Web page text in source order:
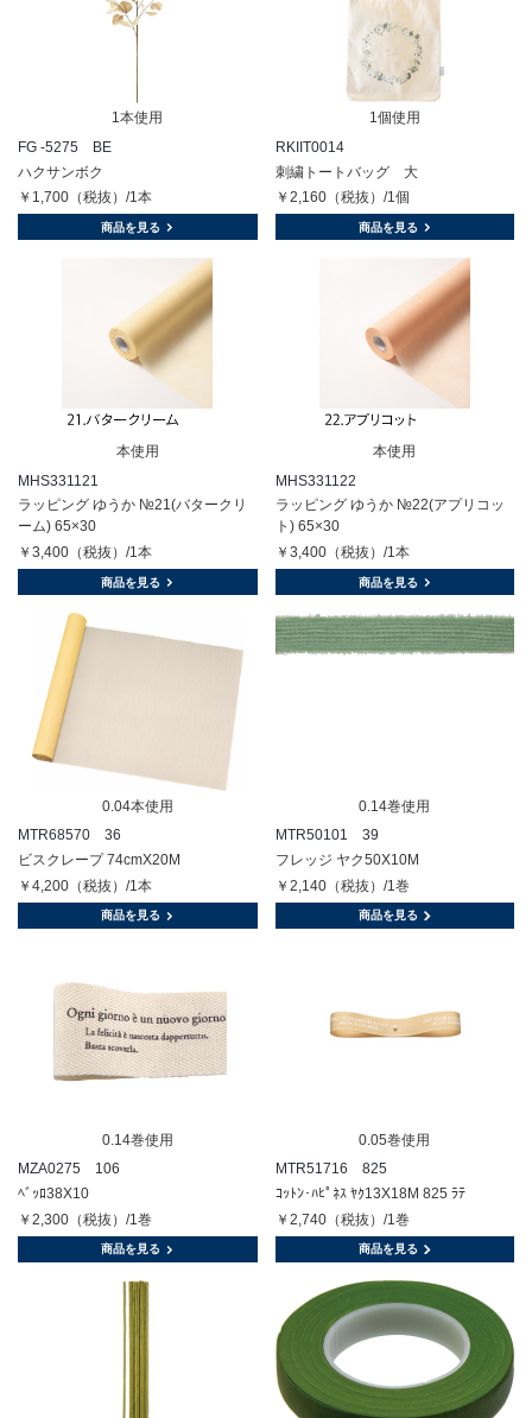
1本使用
FG -5275 BE
ハクサンボク
￥1,700（税抜）/1本
商品を見る
1個使用
RKIIT0014
刺繍トートバッグ 大
￥2,160（税抜）/1個
商品を見る
本使用
MHS331121
ラッピング ゆうか №21(バタークリ
ーム) 65×30
￥3,400（税抜）/1本
商品を見る
本使用
MHS331122
ラッピング ゆうか №22(アプリコッ
ト) 65×30
￥3,400（税抜）/1本
商品を見る
0.04本使用
MTR68570 36
ビスクレープ 74cmX20M
￥4,200（税抜）/1本
商品を見る
0.14巻使用
MTR50101 39
フレッジ ヤク50X10M
￥2,140（税抜）/1巻
商品を見る
0.14巻使用
MZA0275 106
ﾍﾞｯﾛ38X10
￥2,300（税抜）/1巻
商品を見る
0.05巻使用
MTR51716 825
ｺｯﾄﾝ･ﾊﾋﾟﾈｽ ﾔｸ13X18M 825 ﾗﾃ
￥2,740（税抜）/1巻
商品を見る